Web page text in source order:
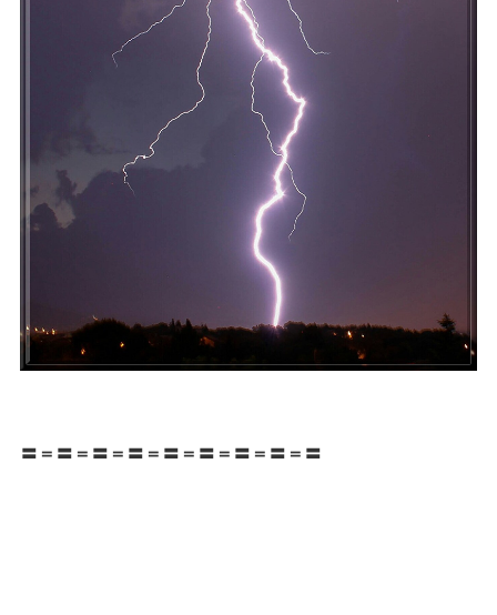
〓＝〓＝〓＝〓＝〓＝〓＝〓＝〓＝〓